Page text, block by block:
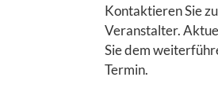
Kontaktieren Sie
Veranstalter.
Sie dem
Termin.